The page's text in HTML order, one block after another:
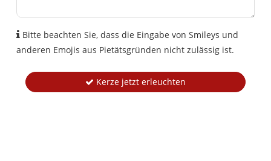
Bitte beachten Sie, dass die Eingabe von Smileys und
anderen Emojis aus Pietätsgründen nicht zulässig ist.
Kerze jetzt erleuchten